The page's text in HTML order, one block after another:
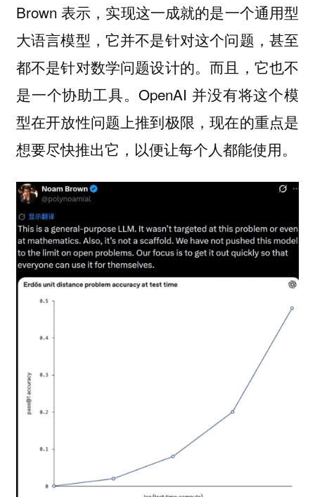
Brown 表示，实现这一成就的是一个通用型
大语言模型，它并不是针对这个问题，甚至
都不是针对数学问题设计的。而且，它也不
是一个协助工具。OpenAI 并没有将这个模
型在开放性问题上推到极限，现在的重点是
想要尽快推出它，以便让每个人都能使用。